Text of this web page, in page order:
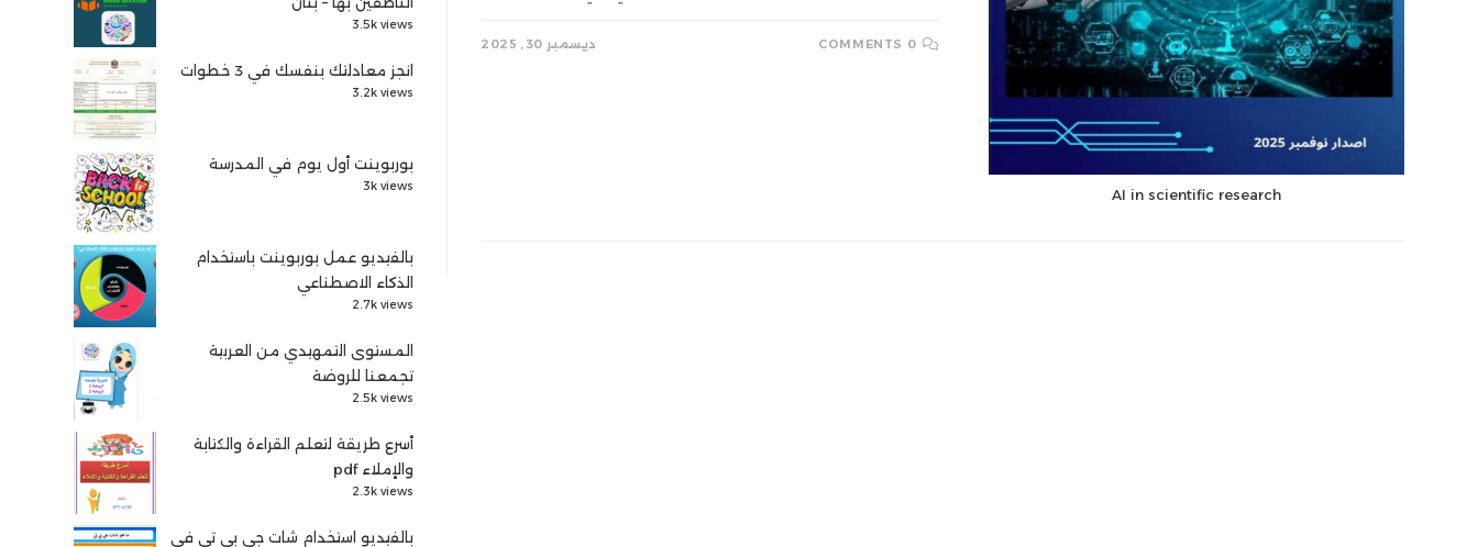
AI in scientific research
0 COMMENTS ديسمبر 30, 2025
3.5k views
انجز معادلتك بنفسك في 3 خطوات
3.2k views
بوربوينت أول يوم في المدرسة
3k views
بالفيديو عمل بوربوينت باستخدام
الذكاء الاصطناعي
2.7k views
المستوى التمهيدي من العربية
تجمعنا للروضة
2.5k views
أسرع طريقة لتعلم القراءة والكتابة
والإملاء pdf
2.3k views
بالفيديو استخدام شات جي بي تي في